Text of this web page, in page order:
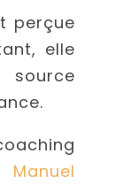
perçue
elle
source
Manuel